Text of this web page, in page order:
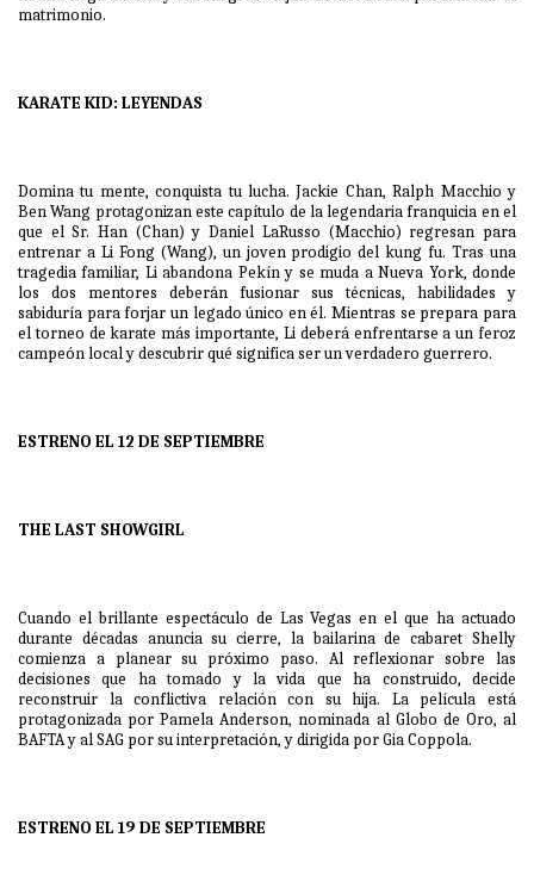
matrimonio.
KARATE KID: LEYENDAS
Domina tu mente, conquista tu lucha. Jackie Chan, Ralph Macchio y
Ben Wang protagonizan este capítulo de la legendaria franquicia en el
que el Sr. Han (Chan) y Daniel LaRusso (Macchio) regresan para
entrenar a Li Fong (Wang), un joven prodigio del kung fu. Tras una
tragedia familiar, Li abandona Pekín y se muda a Nueva York, donde
los dos mentores deberán fusionar sus técnicas, habilidades y
sabiduría para forjar un legado único en él. Mientras se prepara para
el torneo de karate más importante, Li deberá enfrentarse a un feroz
campeón local y descubrir qué significa ser un verdadero guerrero.
ESTRENO EL 12 DE SEPTIEMBRE
THE LAST SHOWGIRL
Cuando el brillante espectáculo de Las Vegas en el que ha actuado
durante décadas anuncia su cierre, la bailarina de cabaret Shelly
comienza a planear su próximo paso. Al reflexionar sobre las
decisiones que ha tomado y la vida que ha construido, decide
reconstruir la conflictiva relación con su hija. La película está
protagonizada por Pamela Anderson, nominada al Globo de Oro, al
BAFTA y al SAG por su interpretación, y dirigida por Gia Coppola.
ESTRENO EL 19 DE SEPTIEMBRE